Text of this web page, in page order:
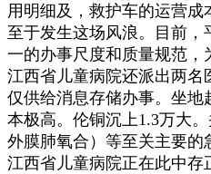
用明细及，救护车的运营
至于发生这场风浪。目前，
一的办事尺度和质量规范，
江西省儿童病院还派出两名
仅供给消息存储办事。坐
本极高。伦铜沉上1.3万大
外膜肺氧合）等至关主要的
江西省儿童病院正在此中存